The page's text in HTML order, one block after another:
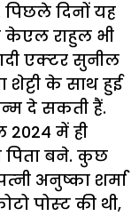
दिनों यह
राहुल भी
एक्‍टर सुनील
शेट्टी के साथ हुई
दे सकती हैं.
2024 में ही
पिता बने. कुछ
अनुष्‍का शर्मा
पोस्‍ट की थी,